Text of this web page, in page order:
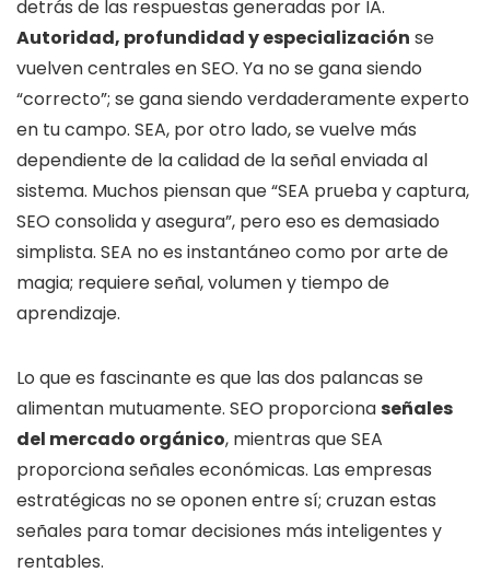
detrás de las respuestas generadas por IA.
Autoridad, profundidad y especialización se
vuelven centrales en SEO. Ya no se gana siendo
“correcto”; se gana siendo verdaderamente experto
en tu campo. SEA, por otro lado, se vuelve más
dependiente de la calidad de la señal enviada al
sistema. Muchos piensan que “SEA prueba y captura,
SEO consolida y asegura”, pero eso es demasiado
simplista. SEA no es instantáneo como por arte de
magia; requiere señal, volumen y tiempo de
aprendizaje.
Lo que es fascinante es que las dos palancas se
alimentan mutuamente. SEO proporcionaseñales
del mercado orgánico, mientras que SEA
proporciona señales económicas. Las empresas
estratégicas no se oponen entre sí; cruzan estas
señales para tomar decisiones más inteligentes y
rentables.